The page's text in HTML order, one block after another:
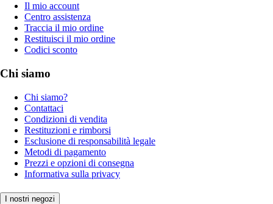
Il mio account
Centro assistenza
Traccia il mio ordine
Restituisci il mio ordine
Codici sconto
Chi siamo
Chi siamo?
Contattaci
Condizioni di vendita
Restituzioni e rimborsi
Esclusione di responsabilità legale
Metodi di pagamento
Prezzi e opzioni di consegna
Informativa sulla privacy
I nostri negozi